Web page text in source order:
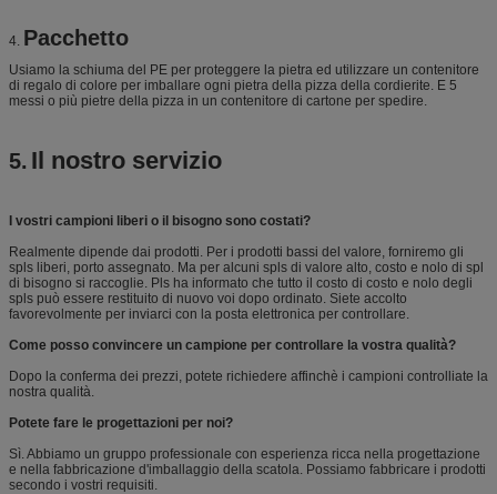
4. Pacchetto
Usiamo la schiuma del PE per proteggere la pietra ed utilizzare un contenitore
di regalo di colore per imballare ogni pietra della pizza della cordierite. E 5
messi o più pietre della pizza in un contenitore di cartone per spedire.
5. Il nostro servizio
I vostri campioni liberi o il bisogno sono costati?
Realmente dipende dai prodotti. Per i prodotti bassi del valore, forniremo gli
spls liberi, porto assegnato. Ma per alcuni spls di valore alto, costo e nolo di spl
di bisogno si raccoglie. Pls ha informato che tutto il costo di costo e nolo degli
spls può essere restituito di nuovo voi dopo ordinato. Siete accolto
favorevolmente per inviarci con la posta elettronica per controllare.
Come posso convincere un campione per controllare la vostra qualità?
Dopo la conferma dei prezzi, potete richiedere affinchè i campioni controlliate la
nostra qualità.
Potete fare le progettazioni per noi?
Sì. Abbiamo un gruppo professionale con esperienza ricca nella progettazione
e nella fabbricazione d'imballaggio della scatola. Possiamo fabbricare i prodotti
secondo i vostri requisiti.